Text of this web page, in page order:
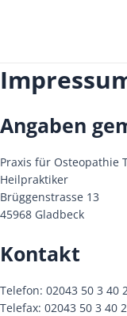
Angaben
Praxis für Osteopathie
Heilpraktiker
Brüggenstrasse 13
45968 Gladbeck
Kontakt
Telefon: 02043 50 3 40
Telefax: 02043 50 3 40